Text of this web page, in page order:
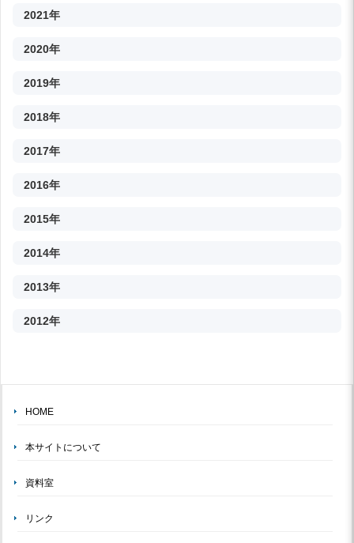
2021年
2020年
2019年
2018年
2017年
2016年
2015年
2014年
2013年
2012年
HOME
本サイトについて
資料室
リンク